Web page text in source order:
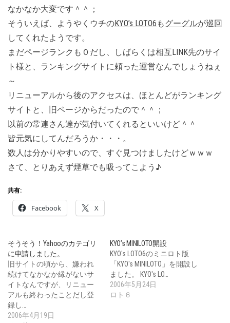
なかなか大変です＾＾；
そういえば、ようやくウチのKYO’s LOTO6 もグーグルが巡回
してくれたようです。
まだページランクも０だし、しばらくは相互LINK先のサイ
ト様と、ランキングサイトに頼った運営なんでしょうねぇ
～
リニューアルから後のアクセスは、ほとんどがランキング
サイトと、旧ページからだったので＾＾；
以前の常連さん達が気付いてくれるといいけど＾＾
皆元気にしてんだろうか・・・。
数人は分かりやすいので、すぐ見つけましたけどｗｗｗ
さて、とりあえず煙草でも吸ってこよう♪
共有:
Facebook X
そうそう！Yahooのカテゴリ
に申請しました。
旧サイトの頃から、嫌われ
続けてなかなか縁がないサ
イトなんですが、リニュー
アルも終わったことだし登
録し…
2006年4月19日
KYO’s MINILOTO開設
KYO's LOTO6のミニロト版
「KYO's MINILOTO」を開設し
ました。 KYO's LO…
2006年5月24日
ロト６